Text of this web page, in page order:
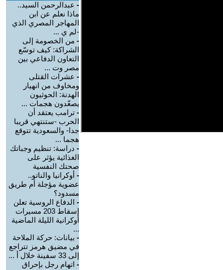
- عبدالرحمن السيد..
ماذا نعلم عن ابن
المهاجر المصري الذي
-لم ي ...
- من الخصومة إلى
الشراكة: كيف توسّع
التعاون الدفاعي بين
مصر وت ...
- عشرات القتلى
ومخاوف من انهيار
الهدنة: الحوثيون
يصعّدون هجمات ...
- ترامب يعتقد أن
الحرب -ستنتهي قريبا
جدا- والسعودية تتوقع
هجما ...
- دراسة: تنظيم وجباتك
الغذائية يؤثر على
صحتك النفسية
- أوكرانيا والناتو..
عضوية مؤجلة أم طريق
مسدود؟
- الدفاع الروسية تعلن
إسقاط 203 مسيرات
أوكرانية الليلة الماضية
...
- بيانات: حركة الملاحة
في مضيق هرمز تتراجع
إلى 33 سفينة خلال أ ...
- اتهام رجل بإحراق